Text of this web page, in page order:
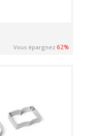
Vous épargnez62%